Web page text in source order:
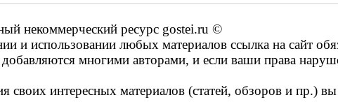
некоммерческий ресурс gostei.ru ©
и использовании любых материалов ссылка на сайт
добавляются многими авторами, и если ваши права
своих интересных материалов (статей, обзоров и пр.)